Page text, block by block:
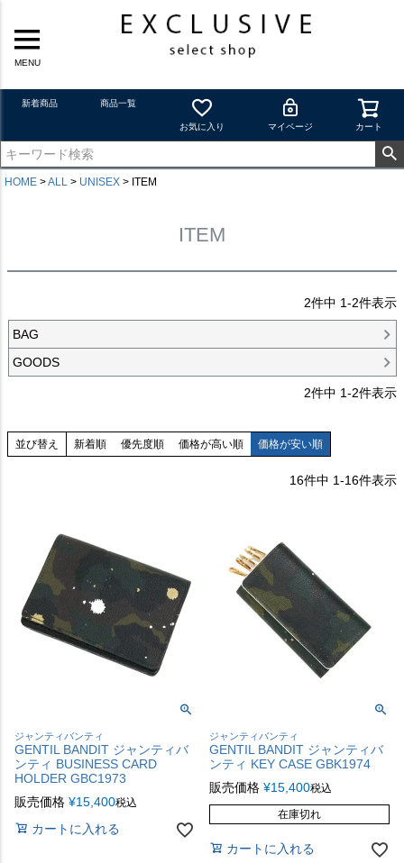
MENU
新着商品 商品一覧
お気に入り マイページ カート
HOME ALL UNISEX ITEM
ITEM
2件中 1-2件表示
BAG
GOODS
2件中 1-2件表示
並び替え 新着順 優先度順 価格が高い順 価格が安い順
16件中 1-16件表示
ジャンティバンティ
GENTIL BANDIT ジャンティバ
ンティ BUSINESS CARD
HOLDER GBC1973
販売価格 ¥15,400税込
カートに入れる
ジャンティバンティ
GENTIL BANDIT ジャンティバ
ンティ KEY CASE GBK1974
販売価格 ¥15,400税込
在庫切れ
カートに入れる